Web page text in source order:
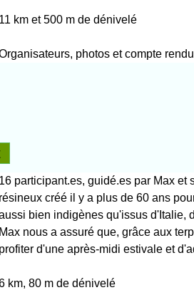
11 km et 500 m de dénivelé
photos et compte
16 participant.es, guidé.es par Max et
résineux créé il y a plus de 60 ans
bien indigènes qu'issus d'Italie,
Max nous a assuré que, grâce aux
profiter d'une après-midi estivale et
km, 80 m de dénivelé